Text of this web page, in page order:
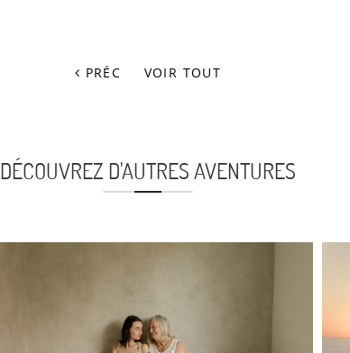
PRÉC VOIR TOUT
DÉCOUVREZ D'AUTRES AVENTURES